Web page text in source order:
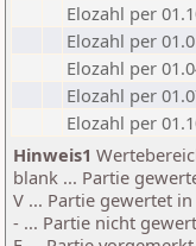
Elozahl per
Elozahl per
Elozahl per
Elozahl per
Elozahl per
Hinweis1
blank ... Partie
V ... Partie gewertet
- ... Partie nicht